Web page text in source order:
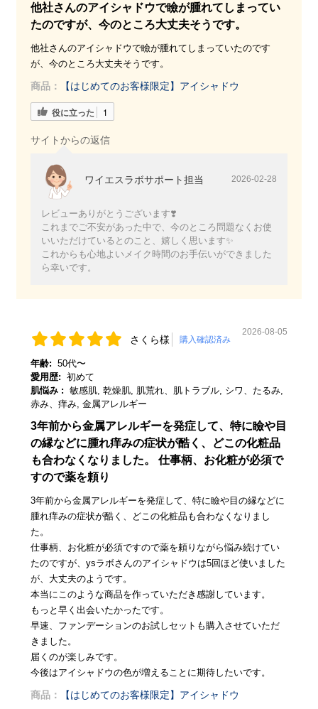
他社さんのアイシャドウで瞼が腫れてしまってい
たのですが、今のところ大丈夫そうです。
他社さんのアイシャドウで瞼が腫れてしまっていたのです
が、今のところ大丈夫そうです。
商品： 【はじめてのお客様限定】アイシャドウ
役に立った 1
サイトからの返信
ワイエスラボサポート担当 2026-02-28
レビューありがとうございます❣️
これまでご不安があった中で、今のところ問題なくお使
いいただけているとのこと、嬉しく思います✨
これからも心地よいメイク時間のお手伝いができました
ら幸いです。
さくら様 購入確認済み
2026-08-05
年齢: 50代〜
愛用歴: 初めて
肌悩み : 敏感肌, 乾燥肌, 肌荒れ、肌トラブル, シワ、たるみ,
赤み、痒み, 金属アレルギー
3年前から金属アレルギーを発症して、特に瞼や目
の縁などに腫れ痒みの症状が酷く、どこの化粧品
も合わなくなりました。 仕事柄、お化粧が必須で
すので薬を頼り
3年前から金属アレルギーを発症して、特に瞼や目の縁などに
腫れ痒みの症状が酷く、どこの化粧品も合わなくなりまし
た。
仕事柄、お化粧が必須ですので薬を頼りながら悩み続けてい
たのですが、ysラボさんのアイシャドウは5回ほど使いました
が、大丈夫のようです。
本当にこのような商品を作っていただき感謝しています。
もっと早く出会いたかったです。
早速、ファンデーションのお試しセットも購入させていただ
きました。
届くのが楽しみです。
今後はアイシャドウの色が増えることに期待したいです。
商品： 【はじめてのお客様限定】アイシャドウ